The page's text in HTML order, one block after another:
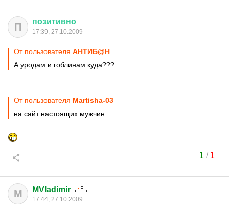
П позитивно
17:39, 27.10.2009
От пользователя АНТИБ@Н
А уродам и гоблинам куда???
От пользователя Martisha-03
на сайт настоящих мужчин
1 / 1
M MVladimir
17:44, 27.10.2009